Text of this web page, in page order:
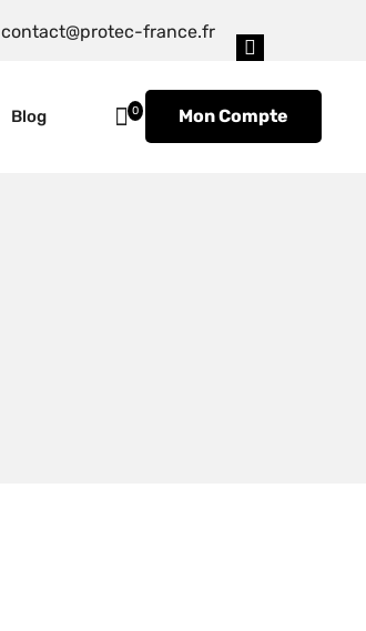
contact@protec-france.fr
Blog 0 Mon Compte